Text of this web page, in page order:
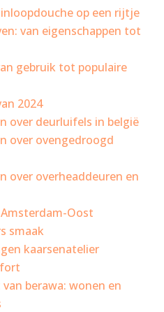
op een rijtje
van eigenschappen tot
gebruik tot populaire
2024
over deurluifels in belgië
over ovengedroogd
over overheaddeuren en
Oost
smaak
kaarsenatelier
berawa: wonen en